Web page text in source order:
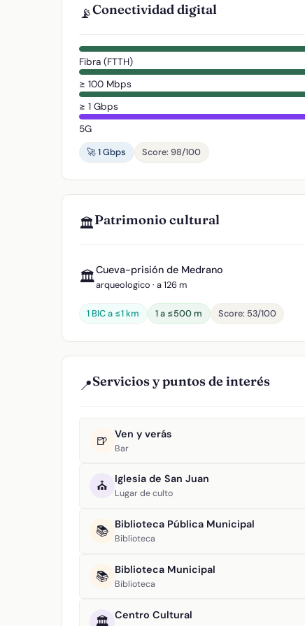
📡Conectividad digital
Fibra (FTTH)
≥ 100 Mbps
≥ 1 Gbps
5G
🚀 1 Gbps
Score: 98/100
🏛️Patrimonio cultural
🏛️Cueva-prisión de Medrano
arqueologico · a 126 m
1 BIC a ≤1 km 1 a ≤500 m Score: 53/100
📍Servicios y puntos de interés
🍺 Ven y verás
Bar
⛪ Iglesia de San Juan
Lugar de culto
📚 Biblioteca Pública Municipal
Biblioteca
📚 Biblioteca Municipal
Biblioteca
🏛️ Centro Cultural